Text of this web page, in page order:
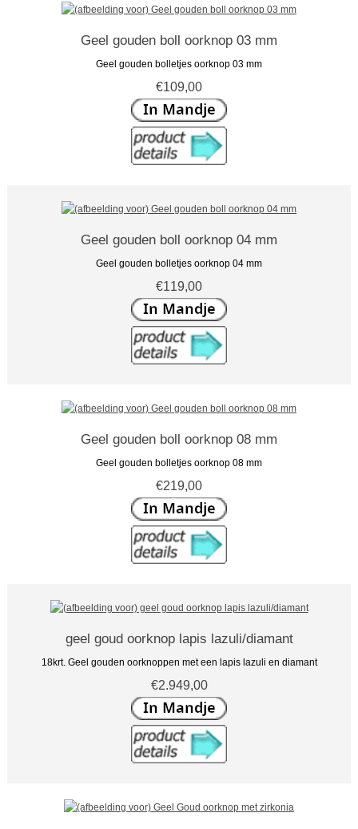
Geel gouden boll oorknop 03 mm
Geel gouden bolletjes oorknop 03 mm
€109,00
Geel gouden boll oorknop 04 mm
Geel gouden bolletjes oorknop 04 mm
€119,00
Geel gouden boll oorknop 08 mm
Geel gouden bolletjes oorknop 08 mm
€219,00
geel goud oorknop lapis lazuli/diamant
18krt. Geel gouden oorknoppen met een lapis lazuli en diamant
€2.949,00